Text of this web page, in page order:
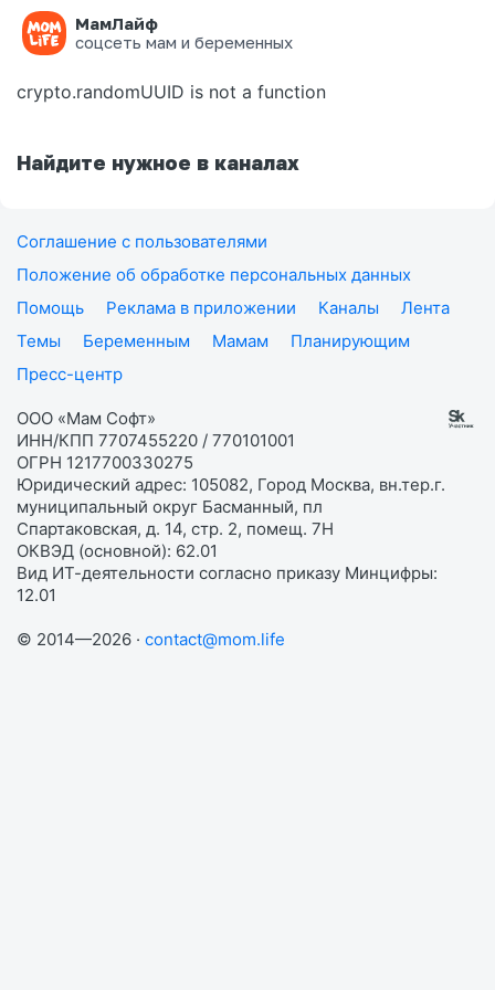
МамЛайф
соцсеть мам и беременных
Ошибка на странице
crypto.randomUUID is not a function
Найдите нужное в каналах
Соглашение с пользователями
Положение об обработке персональных данных
Помощь
Реклама в приложении Каналы
Лента
Темы
Беременным Мамам
Планирующим
Пресс-центр
ООО «Мам Софт»
ИНН/КПП 7707455220 / 770101001
ОГРН 1217700330275
Юридический адрес: 105082, Город Москва, вн.тер.г.
муниципальный округ Басманный, пл
Спартаковская, д. 14, стр. 2, помещ. 7Н
ОКВЭД (основной): 62.01
Вид ИТ-деятельности согласно приказу Минцифры:
12.01
© 2014—2026 · contact@mom.life